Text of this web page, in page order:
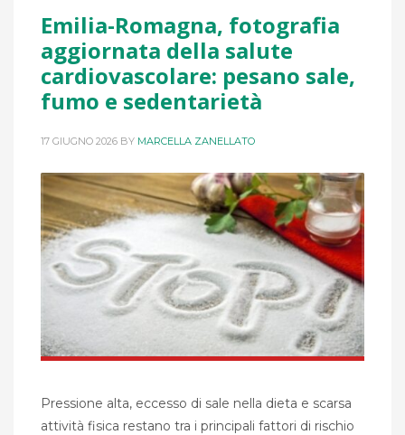
Emilia-Romagna, fotografia
aggiornata della salute
cardiovascolare: pesano sale,
fumo e sedentarietà
17 GIUGNO 2026 BY MARCELLA ZANELLATO
Pressione alta, eccesso di sale nella dieta e scarsa
attività fisica restano tra i principali fattori di rischio